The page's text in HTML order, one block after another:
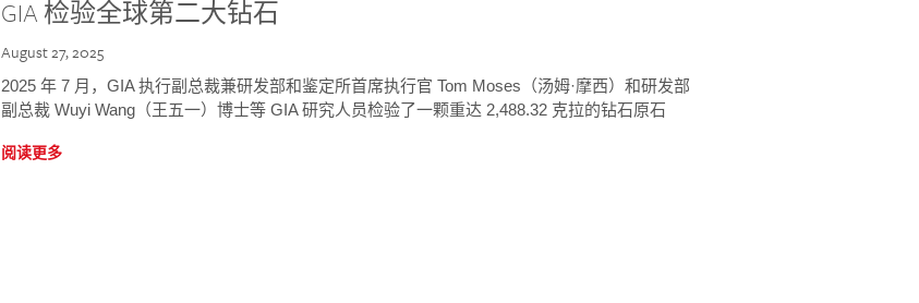
GIA 检验全球第二大钻石
August 27, 2025
2025 年 7 月，GIA 执行副总裁兼研发部和鉴定所首席执行官 Tom Moses（汤姆·摩西）和研发部
副总裁 Wuyi Wang（王五一）博士等 GIA 研究人员检验了一颗重达 2,488.32 克拉的钻石原石
阅读更多